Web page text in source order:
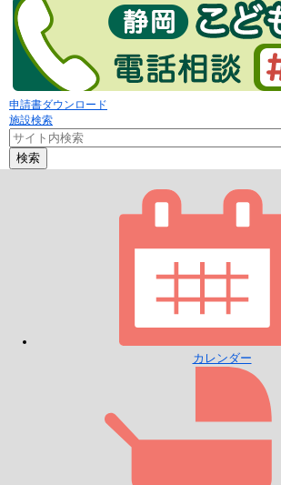
申請書ダウンロード
施設検索
検索
カレンダー